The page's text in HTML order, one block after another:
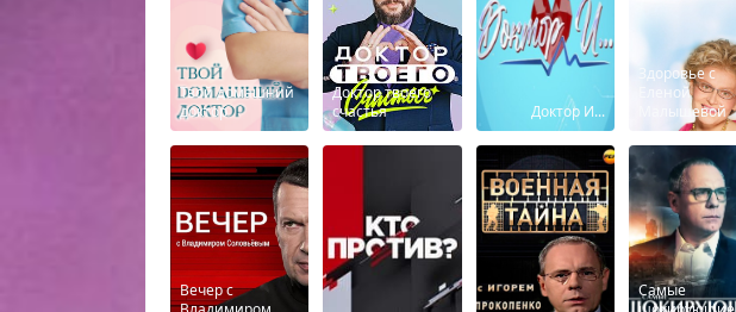
Твой домашний
доктор
Доктор твоего
счастья
Доктор И...
Здоровье с
Еленой
Малышевой
Вечер с
Самые